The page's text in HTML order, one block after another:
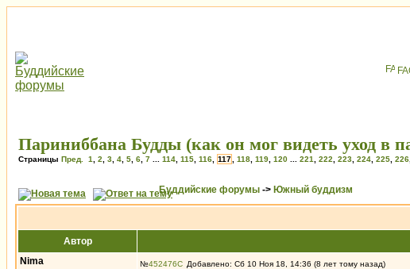
Париниббана Будды (как он мог видеть уход в
Страницы Пред. 1 2 3 4 5 6 7 114 115 116 117 118 119 120 221 222 223 224 225 226
Буддийские форумы -> Южный буддизм
Автор
Nima
№452476 Добавлено: Сб 10 Ноя 18, 14:36 (8 лет тому назад)